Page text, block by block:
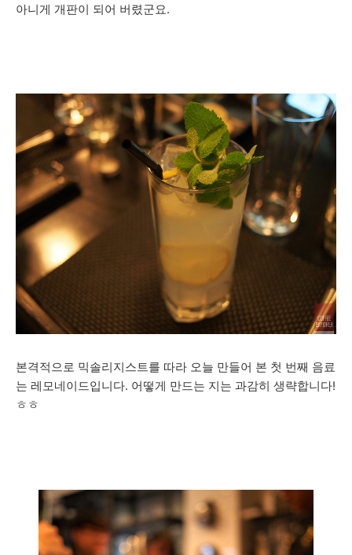
아니게 개판이 되어 버렸군요.
본격적으로 믹솔리지스트를 따라 오늘 만들어 본 첫 번째 음료
는 레모네이드입니다. 어떻게 만드는 지는 과감히 생략합니다!
ㅎㅎ